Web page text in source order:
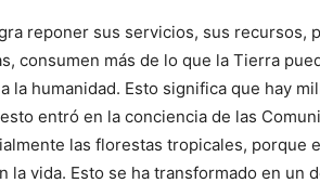
reponer sus servicios, sus recursos,
consumen más de lo que la Tierra
la humanidad. Esto significa que hay
entró en la conciencia de las
las florestas tropicales, porque
la vida. Esto se ha transformado en un